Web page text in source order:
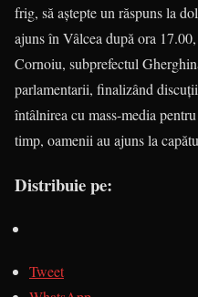
frig, să aștepte un răspuns la
ajuns în Vâlcea după ora
Cornoiu, subprefectul
parlamentarii, finalizând
întâlnirea cu mass-media
timp, oamenii au ajuns la
Distribuie pe:
Tweet